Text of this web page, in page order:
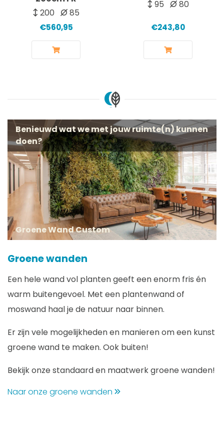
200
85
€560,95
95
80
€243,80
Benieuwd wat we met jouw ruimte(n) kunnen
doen?
Groene Wand Custom
Groene wanden
Een hele wand vol planten geeft een enorm fris én
warm buitengevoel. Met een plantenwand of
moswand haal je de natuur naar binnen.
Er zijn vele mogelijkheden en manieren om een kunst
groene wand te maken. Ook buiten!
Bekijk onze standaard en maatwerk groene wanden!
Naar onze groene wanden